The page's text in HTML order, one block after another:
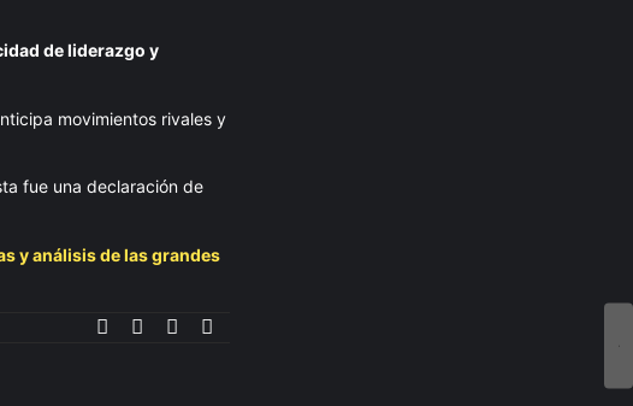
de liderazgo y
movimientos rivales y
fue una declaración de
y análisis de las grandes